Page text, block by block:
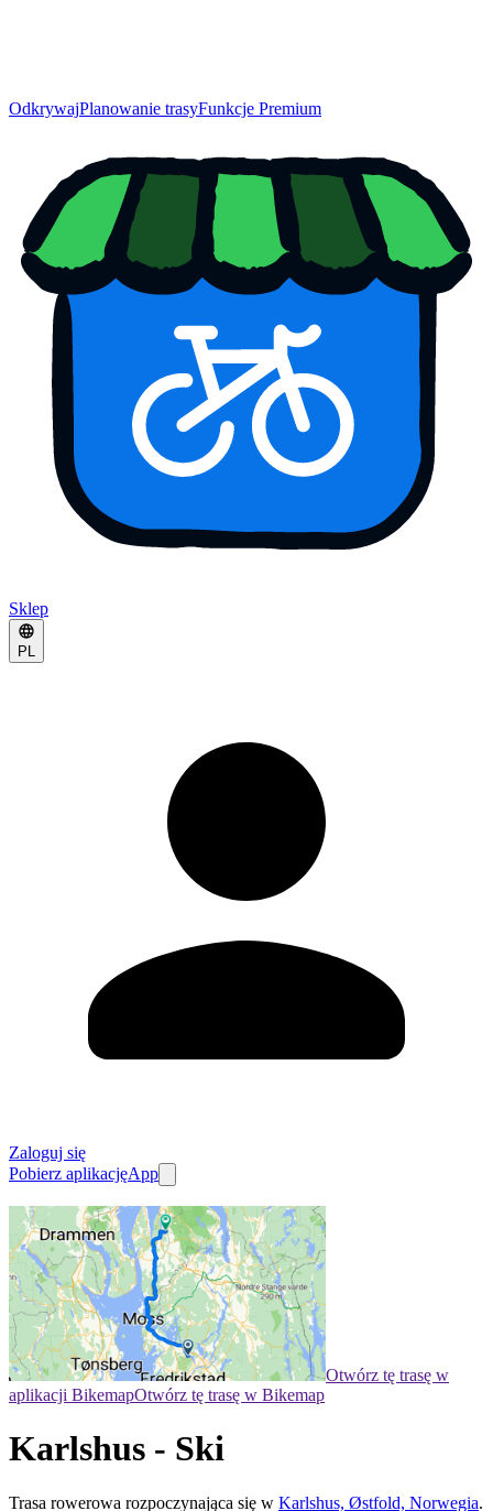
OdkrywajPlanowanie trasyFunkcje Premium
Sklep
PL
Zaloguj się
Pobierz aplikacjęApp
Otwórz tę trasę w
aplikacji BikemapOtwórz tę trasę w Bikemap
Karlshus - Ski
Trasa rowerowa rozpoczynająca się w Karlshus, Østfold, Norwegia.